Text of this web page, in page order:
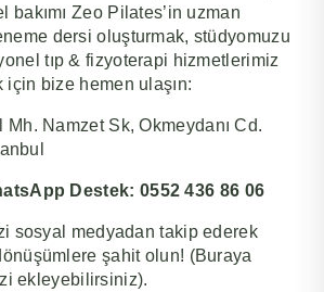
bakımı Zeo Pilates’in uzman
dersi oluşturmak, stüdyomuzu
tıp & fizyoterapi hizmetlerimiz
için bize hemen ulaşın:
Mh. Namzet Sk, Okmeydanı Cd.
Destek: 0552 436 86 06
sosyal medyadan takip ederek
şahit olun! (Buraya
ekleyebilirsiniz).